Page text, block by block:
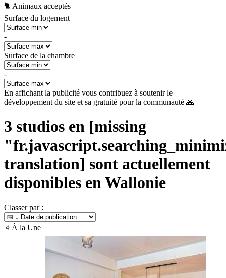
🐈 Animaux acceptés
Surface du logement
-
Surface de la chambre
-
En affichant la publicité vous contribuez à soutenir le
développement du site et sa gratuité pour la communauté 🙏
3 studios en [missing
translation] sont actuellement
disponibles enWallonie
Classer par :
⭐À la Une